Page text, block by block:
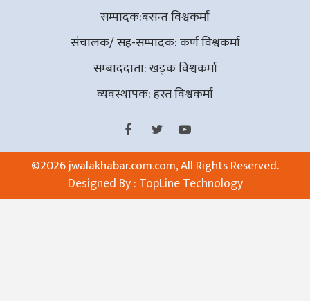
सम्पादक:बसन्त विश्वकर्मा
संचालक/ सह-सम्पादक: कर्ण विश्वकर्मा
सम्बाददाता: खड्क विश्वकर्मा
व्यवस्थापक: हस्त विश्वकर्मा
©2026 jwalakhabar.com.com, All Rights Reserved.
Designed By : TopLine Technology